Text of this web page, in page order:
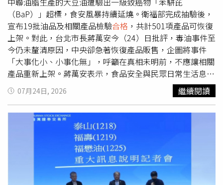
查可能污染來源，並依調查及檢驗結果依法處理、適時對外
說明，中央地方攜手合作，共同守住食品安全防線，保障國
人飲食安全。
模，但所開立的健康聲明書有疑似冒用其他畜牧場之嫌，另
據行為人自述，該檢驗超標屠體並未販售，然而為求慎重，
全案已協請雲林縣動植物防治所於7月24日晚間移請檢調偵
辦。環境部於7月24日會同雲林縣政府及相關單位進行現場
勘查，確認羊隻飼養區域為水泥鋪面，未直接接觸土壤，畜
牧用水則取自地下水。雖李某養羊處周邊1公里內，並無環
境部列管之戴奧辛固定排放源，但環境部已啟動環境介質採
樣調查工作，包括鄰近養羊處地面土壤、飼養羊隻用地下
水、以及現場環境空氣等，採集樣本進行戴奧辛檢驗，預計
下週完成空氣、土壤與地下水檢驗，儘速釐清可能的戴奧辛
來源。食藥署表示，依目前跨部會及雲林縣政府合作追查結
果，本案問題羊肉並未流入市面，嘉南羊乳因有使用到雲農
牧場羊乳，並已由衛福部預防性下架4公噸，相關風險已獲
即時管控。衛福部、農業部、環境部及雲林縣政府已啟動中
央地方聯合調查，由食藥署負責食品檢驗及流向確認、農業
（BaP）」超標，食安風暴持續延燒。衛福部完成抽驗後，
宣布19批油品及相關產品檢驗合格 ，共計501項產品可恢復
上架。對此，台北市長蔣萬安今（24）日批評，毒油事件至
今仍未釐清原因，中央卻急著恢復產品販售，企圖將事件
「大事化小、小事化無」，呼籲在真相未明前，不應讓相關
產品重新上架。蔣萬安表示，食品安全與民眾日常生活息息
相關，食用油更廣泛使用於各類料理，自己平時也經常外
食，因此毒油事件爆發後感到相當震驚。他指出，不只是一
般餐飲業者，包括小吃店、社福機構等都受到波及，食安議
題全民都高度關注，但中央政府第一時間的處置方式，卻讓
外界從質疑逐漸轉為極度不滿。蔣萬安表示，中央政府從事
件初期未即時公布資訊，到提出部分產品可免下架、宣布
501項產品恢復上架，都讓他無法認同。他認為，只要存在
食安疑慮，就應全面下架，優先保障民眾健康，而非站在業
者立場思考；此外，事件發生後總統賴清德、行政院長卓榮
07月24日, 2026 繼續閱讀